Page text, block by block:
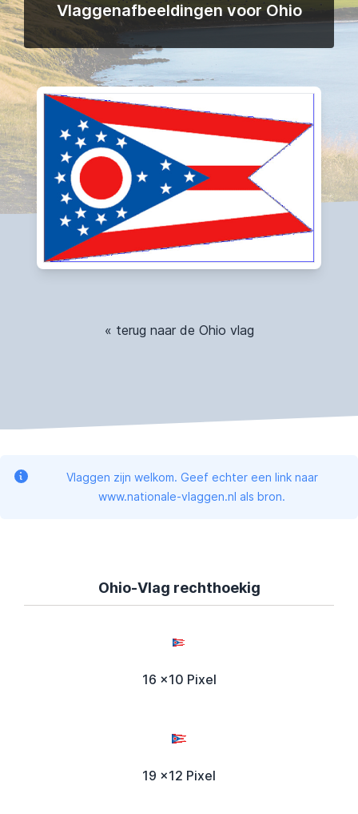
Vlaggenafbeeldingen voor Ohio
« terug naar de Ohio vlag
Vlaggen zijn welkom. Geef echter een link naar
www.nationale-vlaggen.nl als bron.
Ohio-Vlag rechthoekig
16 x10 Pixel
19 x12 Pixel